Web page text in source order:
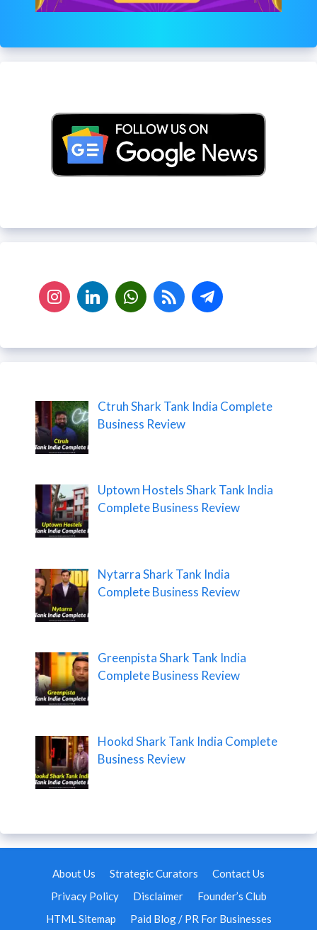
Ctruh Shark Tank India Complete
Business Review
Uptown Hostels Shark Tank India
Complete Business Review
Nytarra Shark Tank India
Complete Business Review
Greenpista Shark Tank India
Complete Business Review
Hookd Shark Tank India Complete
Business Review
About Us Strategic Curators
Contact Us
Privacy Policy
Disclaimer
Founder’s Club
HTML Sitemap
Paid Blog / PR For Businesses